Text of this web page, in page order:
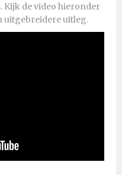
Kijk de video hieronder
uitgebreidere uitleg.